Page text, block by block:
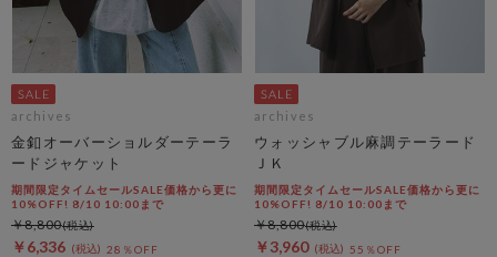
archives
金釦オーバーショルダーテーラ
ードジャケット
期間限定タイムセールSALE価格から更に
10%OFF! 8/10 10:00まで
￥6,336 28％OFF
￥8,800
archives
ウォッシャブル麻調テーラード
ＪＫ
期間限定タイムセールSALE価格から更に
10%OFF! 8/10 10:00まで
￥3,960 55％OFF
￥8,800